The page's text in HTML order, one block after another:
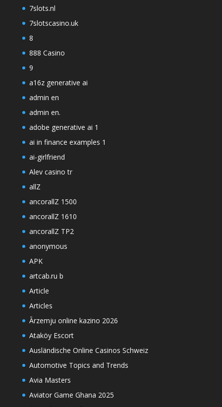
7slots.nl
7slotscasino.uk
8
888 Casino
9
a16z generative ai
admin en
admin en.
adobe generative ai 1
ai in finance examples 1
ai-girlfriend
Alev casino tr
allZ
ancorallZ 1500
ancorallZ 1610
ancorallZ TP2
anonymous
APK
artcab.ru b
Article
Articles
Ārzemju online kazino 2026
Ataköy Escort
Ausländische Online Casinos Schweiz
Automotive Topics and Trends
Avia Masters
Aviator Game Ghana 2025